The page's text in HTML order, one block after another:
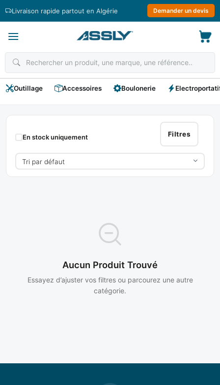
Livraison rapide partout en Algérie Demander un devis
Outillage Accessoires Boulonerie
NL
Filtres
En stock uniquement
Aucun Produit Trouvé
Essayez d’ajuster vos filtres ou parcourez une autre
catégorie.